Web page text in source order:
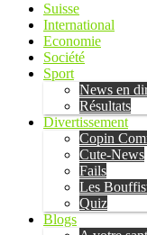
Suisse
International
Economie
Société
Sport
News en
Résultats
Divertissement
Copin
Cute-News
Fails
Les
Quiz
Blogs